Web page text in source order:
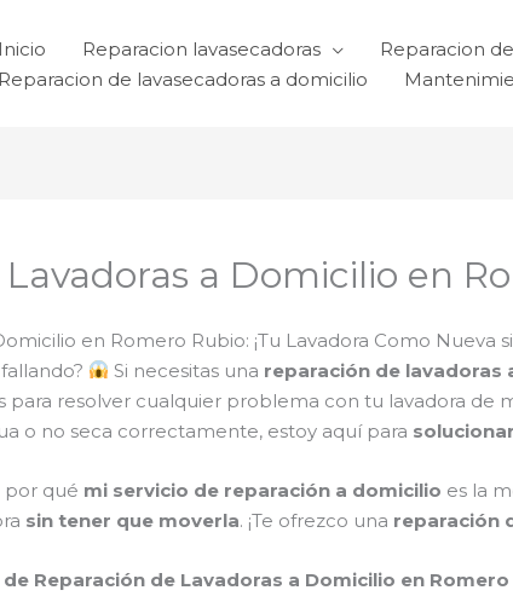
Inicio Reparacion lavasecadoras Reparacion
Reparacion de lavasecadoras a domicilio
a Domicilio en
en Romero Rubio: ¡Tu Lavadora Como Nueva
Si necesitas una reparación de lavadoras
para resolver cualquier problema con tu lavadora de
o no seca correctamente, estoy aquí para
por qué mi servicio de reparación a domicilio es la
sin tener que moverla. ¡Te ofrezco una reparación
Reparación de Lavadoras a Domicilio en Romero